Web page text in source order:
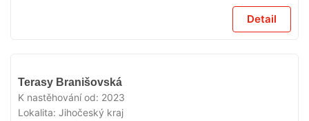
Detail
Terasy Branišovská
K nastěhování od: 2023
Lokalita: Jihočeský kraj